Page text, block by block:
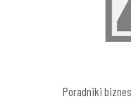
Poradniki